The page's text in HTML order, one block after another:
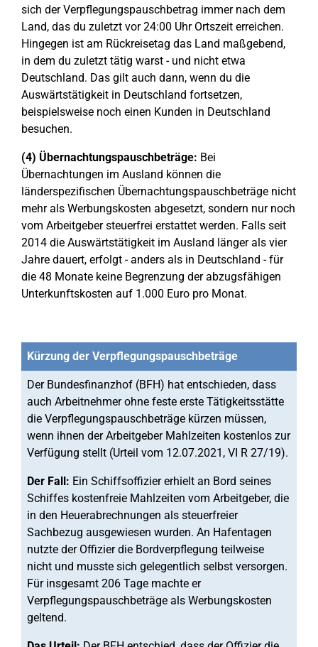
sich der Verpflegungspauschbetrag immer nach dem
Land, das du zuletzt vor 24:00 Uhr Ortszeit erreichen.
Hingegen ist am Rückreisetag das Land maßgebend,
in dem du zuletzt tätig warst - und nicht etwa
Deutschland. Das gilt auch dann, wenn du die
Auswärtstätigkeit in Deutschland fortsetzen,
beispielsweise noch einen Kunden in Deutschland
besuchen.
(4) Übernachtungspauschbeträge: Bei
Übernachtungen im Ausland können die
länderspezifischen Übernachtungspauschbeträge nicht
mehr als Werbungskosten abgesetzt, sondern nur noch
vom Arbeitgeber steuerfrei erstattet werden. Falls seit
2014 die Auswärtstätigkeit im Ausland länger als vier
Jahre dauert, erfolgt - anders als in Deutschland - für
die 48 Monate keine Begrenzung der abzugsfähigen
Unterkunftskosten auf 1.000 Euro pro Monat.
Kürzung der Verpflegungspauschbeträge
Der Bundesfinanzhof (BFH) hat entschieden, dass
auch Arbeitnehmer ohne feste erste Tätigkeitsstätte
die Verpflegungspauschbeträge kürzen müssen,
wenn ihnen der Arbeitgeber Mahlzeiten kostenlos zur
Verfügung stellt (Urteil vom 12.07.2021, VI R 27/19).
Der Fall: Ein Schiffsoffizier erhielt an Bord seines
Schiffes kostenfreie Mahlzeiten vom Arbeitgeber, die
in den Heuerabrechnungen als steuerfreier
Sachbezug ausgewiesen wurden. An Hafentagen
nutzte der Offizier die Bordverpflegung teilweise
nicht und musste sich gelegentlich selbst versorgen.
Für insgesamt 206 Tage machte er
Verpflegungspauschbeträge als Werbungskosten
geltend.